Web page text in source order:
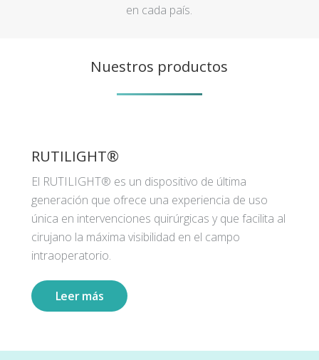
en cada país.
Nuestros productos
RUTILIGHT®
El RUTILIGHT® es un dispositivo de última
generación que ofrece una experiencia de uso
única en intervenciones quirúrgicas y que facilita al
cirujano la máxima visibilidad en el campo
intraoperatorio.
Leer más